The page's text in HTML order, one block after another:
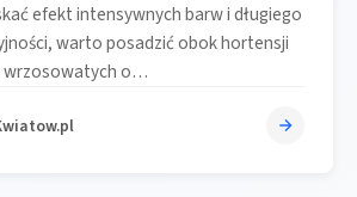
efekt intensywnych barw i długiego
warto posadzić obok hortensji
wrzosowatych o…